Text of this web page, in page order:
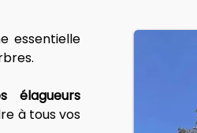
essentielle
élagueurs
à tous vos